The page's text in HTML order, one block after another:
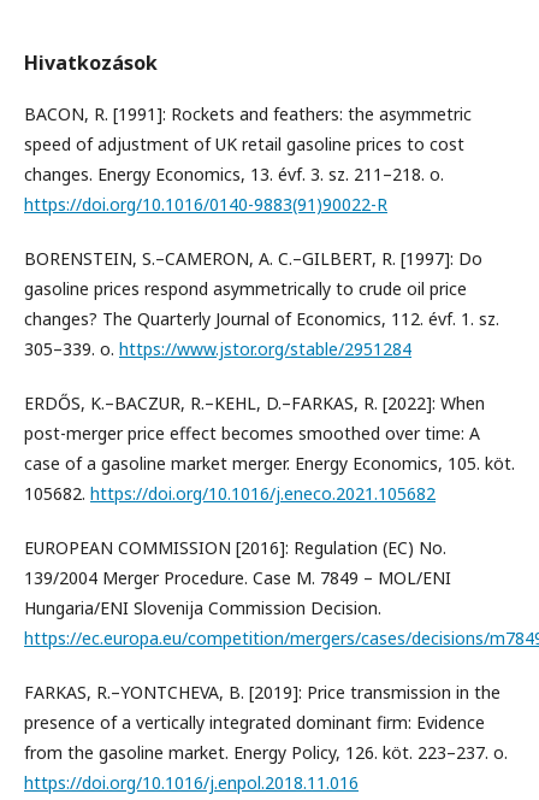
Hivatkozások
BACON, R. [1991]: Rockets and feathers: the asymmetric
speed of adjustment of UK retail gasoline prices to cost
changes. Energy Economics, 13. évf. 3. sz. 211–218. o.
https://doi.org/10.1016/0140-9883(91)90022-R
BORENSTEIN, S.–CAMERON, A. C.–GILBERT, R. [1997]: Do
gasoline prices respond asymmetrically to crude oil price
changes? The Quarterly Journal of Economics, 112. évf. 1. sz.
305–339. o. https://www.jstor.org/stable/2951284
ERDŐS, K.–BACZUR, R.–KEHL, D.–FARKAS, R. [2022]: When
post-merger price effect becomes smoothed over time: A
case of a gasoline market merger. Energy Economics, 105. köt.
105682. https://doi.org/10.1016/j.eneco.2021.105682
EUROPEAN COMMISSION [2016]: Regulation (EC) No.
139/2004 Merger Procedure. Case M. 7849 – MOL/ENI
Hungaria/ENI Slovenija Commission Decision.
https://ec.europa.eu/competition/mergers/cases/decisions/
FARKAS, R.–YONTCHEVA, B. [2019]: Price transmission in the
presence of a vertically integrated dominant firm: Evidence
from the gasoline market. Energy Policy, 126. köt. 223–237. o.
https://doi.org/10.1016/j.enpol.2018.11.016